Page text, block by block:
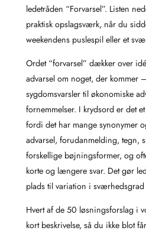
ledetråden “Forvarsel”. Listen
praktisk opslagsværk, når du
weekendens puslespil eller et
Ordet “forvarsel” dækker over
advarsel om noget, der kommer
sygdomsvarsler til økonomiske
fornemmelser. I krydsord er det
fordi det har mange synonymer
advarsel, forudanmelding, tegn,
forskellige bøjningsformer, og
korte og længere svar. Det gør
plads til variation i
Hvert af de 50 løsningsforslag i
kort beskrivelse, så du ikke blot